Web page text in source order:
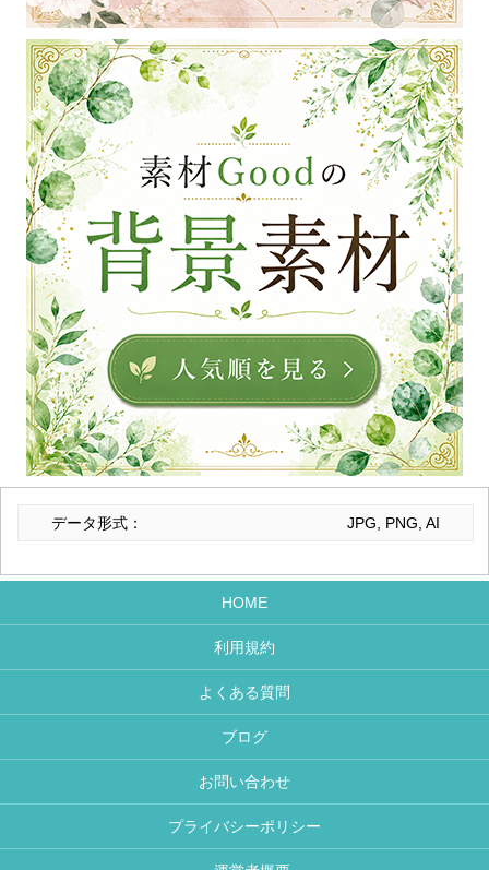
データ形式： JPG, PNG, AI
HOME
利用規約
よくある質問
ブログ
お問い合わせ
プライバシーポリシー